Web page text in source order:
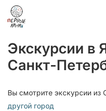
Экскурсии в
Санкт-
Вы смотрите экскурсии из
другой город